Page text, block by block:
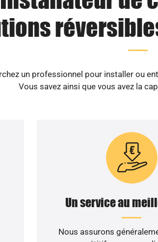
un professionnel pour installer ou
Vous savez ainsi que vous avez la
Un service au
Nous assurons